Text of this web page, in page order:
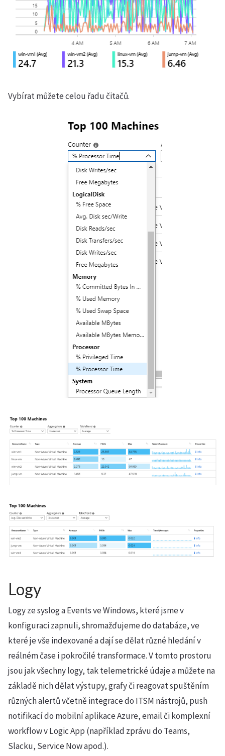
Vybírat můžete celou řadu čitačů.
Logy
Logy ze syslog a Events ve Windows, které jsme v
konfiguraci zapnuli, shromažďujeme do databáze, ve
které je vše indexované a dají se dělat různé hledání v
reálném čase i pokročilé transformace. V tomto prostoru
jsou jak všechny logy, tak telemetrické údaje a můžete na
základě nich dělat výstupy, grafy či reagovat spuštěním
různých alertů včetně integrace do ITSM nástrojů, push
notifikací do mobilní aplikace Azure, email či komplexní
workflow v Logic App (například zprávu do Teams,
Slacku, Service Now apod.).